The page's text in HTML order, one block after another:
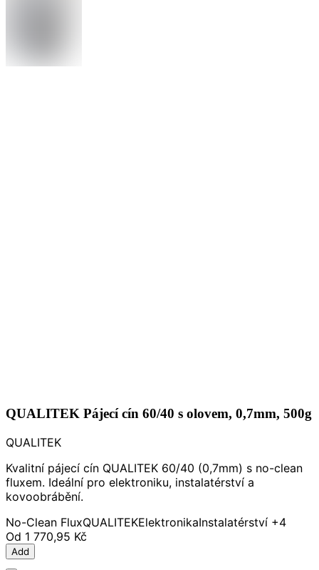
QUALITEK Pájecí cín 60/40 s olovem, 0,7mm, 500g
QUALITEK
Kvalitní pájecí cín QUALITEK 60/40 (0,7mm) s no-clean
fluxem. Ideální pro elektroniku, instalatérství a
kovoobrábění.
No-Clean FluxQUALITEKElektronikaInstalatérství +4
Od 1 770,95 Kč
Add